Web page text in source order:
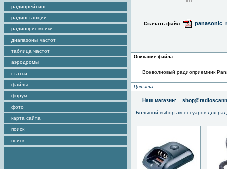
радиорейтинг
радиостанции
радиоприемники
диапазоны частот
таблица частот
аэродромы
статьи
файлы
форум
фото
карта сайта
поиск
поиск
Скачать файл:
Описание файла
Всеволновый радиоприемник
Цитата
Наш магазин:
Большой выбор аксессуаров для